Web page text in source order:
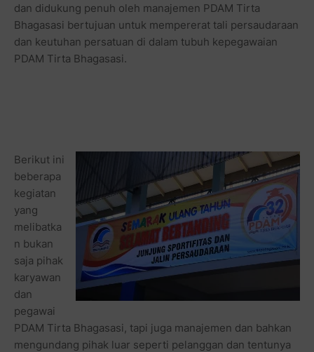
dan didukung penuh oleh manajemen PDAM Tirta
Bhagasasi bertujuan untuk mempererat tali persaudaraan
dan keutuhan persatuan di dalam tubuh kepegawaian
PDAM Tirta Bhagasasi.
Berikut ini
beberapa
kegiatan
yang
melibatka
n bukan
saja pihak
karyawan
dan
pegawai
PDAM Tirta Bhagasasi, tapi juga manajemen dan bahkan
mengundang pihak luar seperti pelanggan dan tentunya